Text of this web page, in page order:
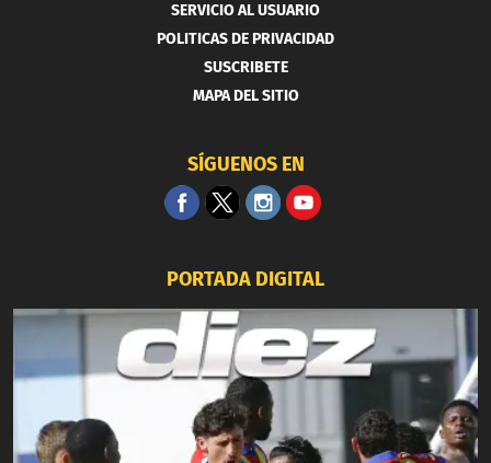
SERVICIO AL USUARIO
POLITICAS DE PRIVACIDAD
SUSCRIBETE
MAPA DEL SITIO
SÍGUENOS EN
PORTADA DIGITAL